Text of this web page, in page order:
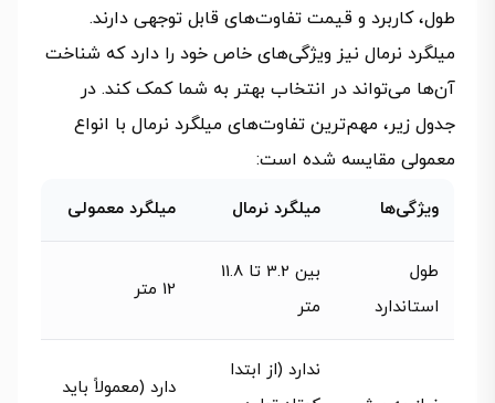
طول، کاربرد و قیمت تفاوت‌های قابل توجهی دارند.
میلگرد نرمال نیز ویژگی‌های خاص خود را دارد که شناخت
آن‌ها می‌تواند در انتخاب بهتر به شما کمک کند. در
جدول زیر، مهم‌ترین تفاوت‌های میلگرد نرمال با انواع
معمولی مقایسه شده است:
ویژگی‌ها میلگرد نرمال میلگرد معمولی
طول
استاندارد
بین 3.2 تا 11.8
متر
12 متر
ندارد (از ابتدا
دارد (معمولاً باید